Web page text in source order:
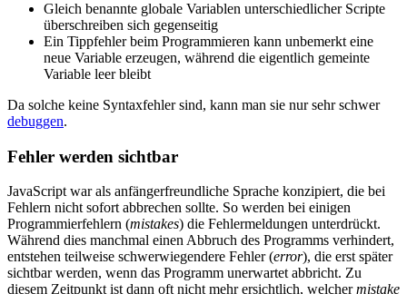
Gleich benannte globale Variablen unterschiedlicher Scripte
überschreiben sich gegenseitig
Ein Tippfehler beim Programmieren kann unbemerkt eine
neue Variable erzeugen, während die eigentlich gemeinte
Variable leer bleibt
Da solche keine Syntaxfehler sind, kann man sie nur sehr schwer
debuggen.
Fehler werden sichtbar
JavaScript war als anfängerfreundliche Sprache konzipiert, die bei
Fehlern nicht sofort abbrechen sollte. So werden bei einigen
Programmierfehlern (mistakes) die Fehlermeldungen unterdrückt.
Während dies manchmal einen Abbruch des Programms verhindert,
entstehen teilweise schwerwiegendere Fehler (error), die erst später
sichtbar werden, wenn das Programm unerwartet abbricht. Zu
diesem Zeitpunkt ist dann oft nicht mehr ersichtlich, welchermistake